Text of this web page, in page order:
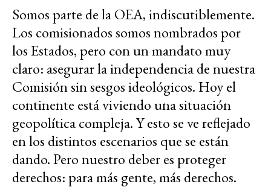
Somos parte de la OEA, indiscutiblemente.
Los comisionados somos nombrados por
los Estados, pero con un mandato muy
claro: asegurar la independencia de nuestra
Comisión sin sesgos ideológicos. Hoy el
continente está viviendo una situación
geopolítica compleja. Y esto se ve reflejado
en los distintos escenarios que se están
dando. Pero nuestro deber es proteger
derechos: para más gente, más derechos.